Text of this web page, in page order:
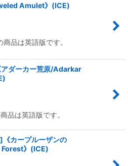
Amulet》(ICE)
品は英語版です。
ダーカー荒原/Adarkar
品は英語版です。
カープルーザンの
》(ICE)